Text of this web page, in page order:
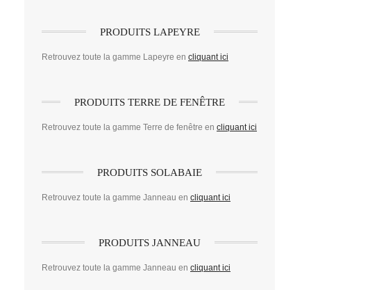
PRODUITS LAPEYRE
Retrouvez toute la gamme Lapeyre en cliquant ici
PRODUITS TERRE DE FENÊTRE
Retrouvez toute la gamme Terre de fenêtre en cliquant ici
PRODUITS SOLABAIE
Retrouvez toute la gamme Janneau en cliquant ici
PRODUITS JANNEAU
Retrouvez toute la gamme Janneau en cliquant ici